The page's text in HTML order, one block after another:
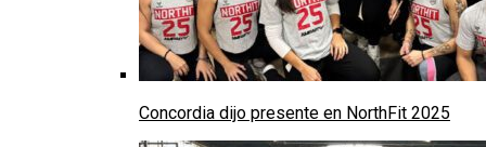
Concordia dijo presente en NorthFit 2025